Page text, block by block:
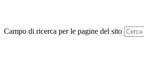
Campo di ricerca per le pagine del sito